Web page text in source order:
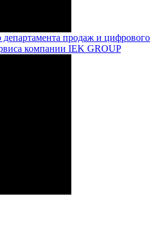
департамента продаж и цифрового
компании IEK GROUP